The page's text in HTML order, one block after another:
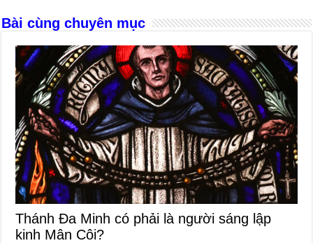
k
Bài cùng chuyên mục
Thánh Đa Minh có phải là người sáng lập
kinh Mân Côi?